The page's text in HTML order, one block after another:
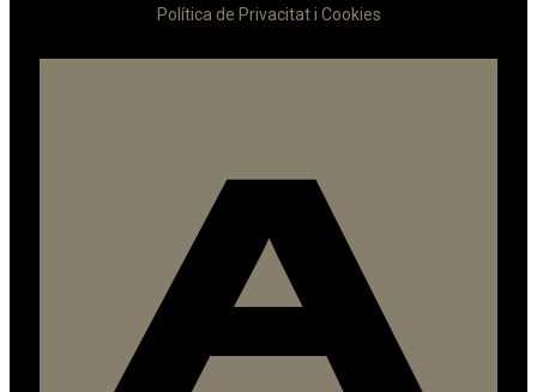
Política de Privacitat i Cookies